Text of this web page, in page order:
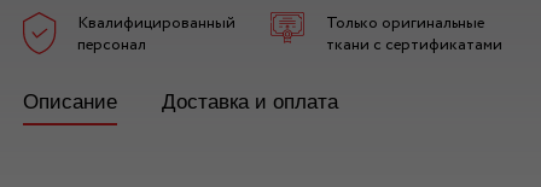
Квалифицированный
персонал
Только оригинальные
ткани с сертификатами
Описание Доставка и оплата